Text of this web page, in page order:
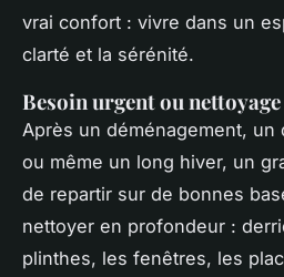
vrai confort : vivre dans un
clarté et la sérénité.
Besoin urgent ou
Après un déménagement, un
ou même un long hiver, un
de repartir sur de bonnes
nettoyer en profondeur :
plinthes, les fenêtres, les